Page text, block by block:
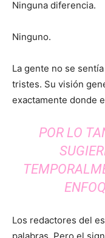
Ninguna diferencia.
Ninguno.
La gente no se
tristes. Su visión
exactamente donde
POR LO
Los redactores del